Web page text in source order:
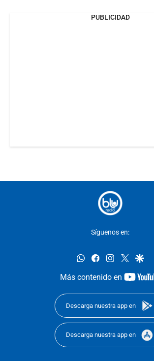
PUBLICIDAD
Síguenos en:
whatsappfacebookinstagram
twitter
Más contenido en
Descarga nuestra app en
Descarga nuestra app en